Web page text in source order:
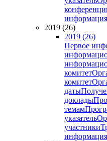
информация
2019 (26)
2019 (26)
Первое
комитет
комитет
даты
доклады
темам
указатель
участники
информация